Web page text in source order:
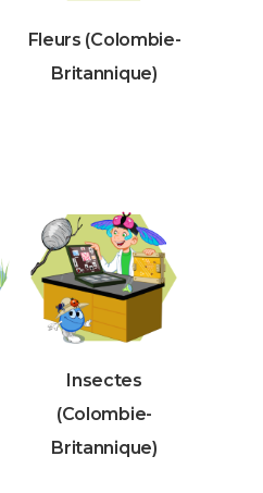
Fleurs (Colombie-
Britannique)
Insectes
(Colombie-
Britannique)